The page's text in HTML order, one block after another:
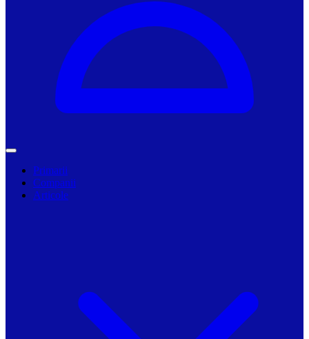
Primarii
Companii
Articole